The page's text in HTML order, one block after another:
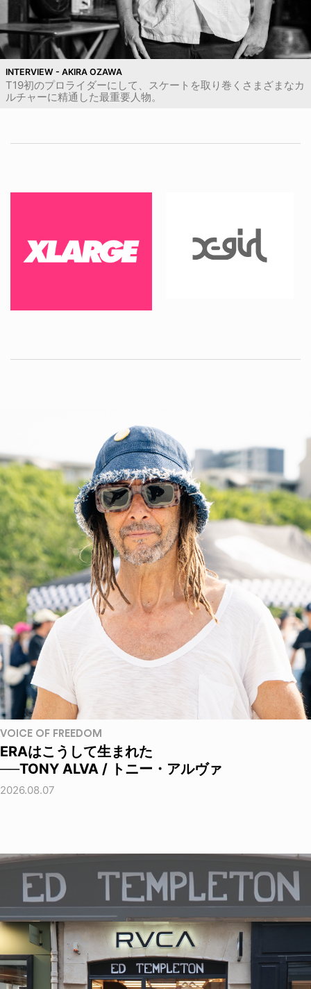
INTERVIEW - AKIRA OZAWA
T19初のプロライダーにして、スケートを取り巻くさまざまなカ
ルチャーに精通した最重要人物。
VOICE OF FREEDOM
ERAはこうして生まれた
──TONY ALVA / トニー・アルヴァ
2026.08.07